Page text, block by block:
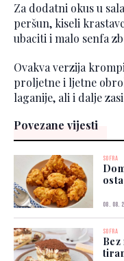
Za dodatni okus u
peršun, kiseli
ubaciti i malo senfa
Ovakva verzija
proljetne i ljetne
laganije, ali i dalje
Povezane vijesti
SOFRA
08. 08.
SOFRA